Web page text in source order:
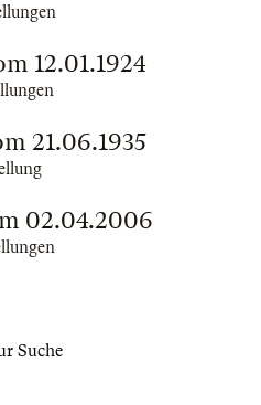
12.01.1924
21.06.1935
02.04.2006
Suche